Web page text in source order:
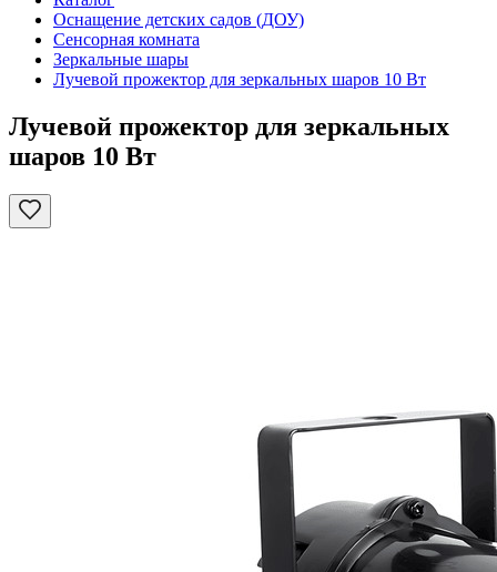
Оснащение детских садов (ДОУ)
Сенсорная комната
Зеркальные шары
Лучевой прожектор для зеркальных шаров 10 Вт
Лучевой прожектор для зеркальных
шаров 10 Вт